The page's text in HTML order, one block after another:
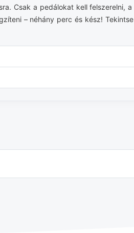
Csak a pedálokat kell felszerelni, a
– néhány perc és kész! Tekintse